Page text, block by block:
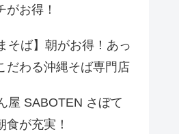
がお得！
そば】朝がお得！あっ
だわる沖縄そば専門店
屋 SABOTEN さぼて
食が充実！